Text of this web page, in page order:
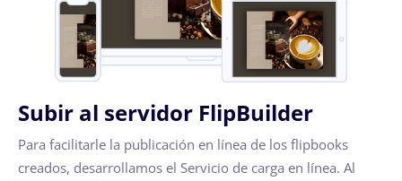
Subir al servidor FlipBuilder
Para facilitarle la publicación en línea de los flipbooks
creados, desarrollamos el Servicio de carga en línea. Al